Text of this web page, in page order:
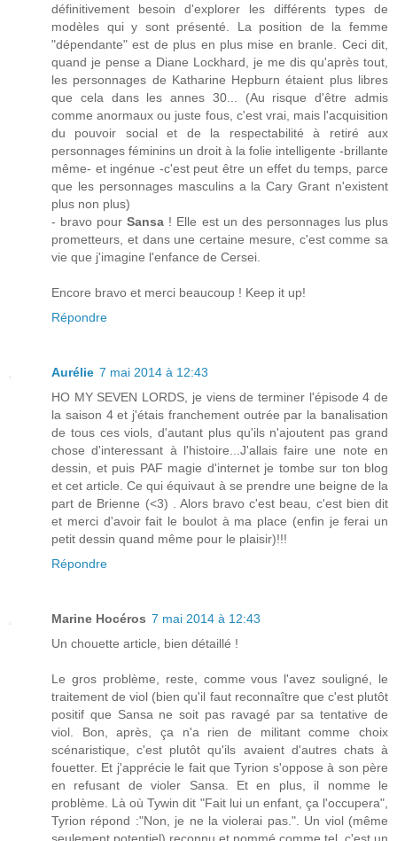
définitivement besoin d'explorer les différents types de
modèles qui y sont présenté. La position de la femme
"dépendante" est de plus en plus mise en branle. Ceci dit,
quand je pense a Diane Lockhard, je me dis qu'après tout,
les personnages de Katharine Hepburn étaient plus libres
que cela dans les annes 30... (Au risque d'être admis
comme anormaux ou juste fous, c'est vrai, mais l'acquisition
du pouvoir social et de la respectabilité à retiré aux
personnages féminins un droit à la folie intelligente -brillante
même- et ingénue -c'est peut être un effet du temps, parce
que les personnages masculins a la Cary Grant n'existent
plus non plus)
- bravo pourSansa ! Elle est un des personnages lus plus
prometteurs, et dans une certaine mesure, c'est comme sa
vie que j'imagine l'enfance de Cersei.
Encore bravo et merci beaucoup ! Keep it up!
Répondre
Aurélie 7 mai 2014 à 12:43
HO MY SEVEN LORDS, je viens de terminer l'épisode 4 de
la saison 4 et j'étais franchement outrée par la banalisation
de tous ces viols, d'autant plus qu'ils n'ajoutent pas grand
chose d'interessant à l'histoire...J'allais faire une note en
dessin, et puis PAF magie d'internet je tombe sur ton blog
et cet article. Ce qui équivaut à se prendre une beigne de la
part de Brienne (<3) . Alors bravo c'est beau, c'est bien dit
et merci d'avoir fait le boulot à ma place (enfin je ferai un
petit dessin quand même pour le plaisir)!!!
Répondre
Marine Hocéros 7 mai 2014 à 12:43
Un chouette article, bien détaillé !
Le gros problème, reste, comme vous l'avez souligné, le
traitement de viol (bien qu'il faut reconnaître que c'est plutôt
positif que Sansa ne soit pas ravagé par sa tentative de
viol. Bon, après, ça n'a rien de militant comme choix
scénaristique, c'est plutôt qu'ils avaient d'autres chats à
fouetter. Et j'apprécie le fait que Tyrion s'oppose à son père
en refusant de violer Sansa. Et en plus, il nomme le
problème. Là où Tywin dit "Fait lui un enfant, ça l'occupera",
Tyrion répond :"Non, je ne la violerai pas.". Un viol (même
seulement potentiel) reconnu et nommé comme tel, c'est un